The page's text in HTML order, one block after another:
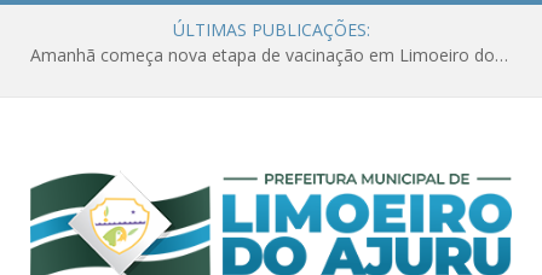
ÚLTIMAS PUBLICAÇÕES:
Amanhã começa nova etapa de vacinação em Limoeiro do Ajuru para idosos com 65 ou mais